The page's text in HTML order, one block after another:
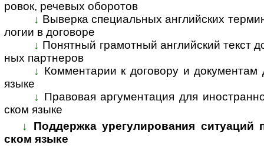
ро­вок, рече­вых обо­ротов
↓ Выверка специальных английских
ло­гии в дого­воре
↓ Понятный грамотный английский текст
ных парт­неров
↓ Комментарии к договору и документам
языке
↓ Правовая аргументация для
ском языке
↓
Поддержка урегулирования
ском языке